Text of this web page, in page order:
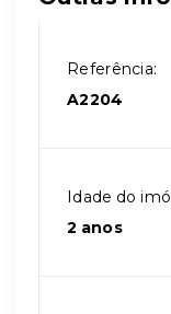
Referência:
A2204
Idade do
2 anos